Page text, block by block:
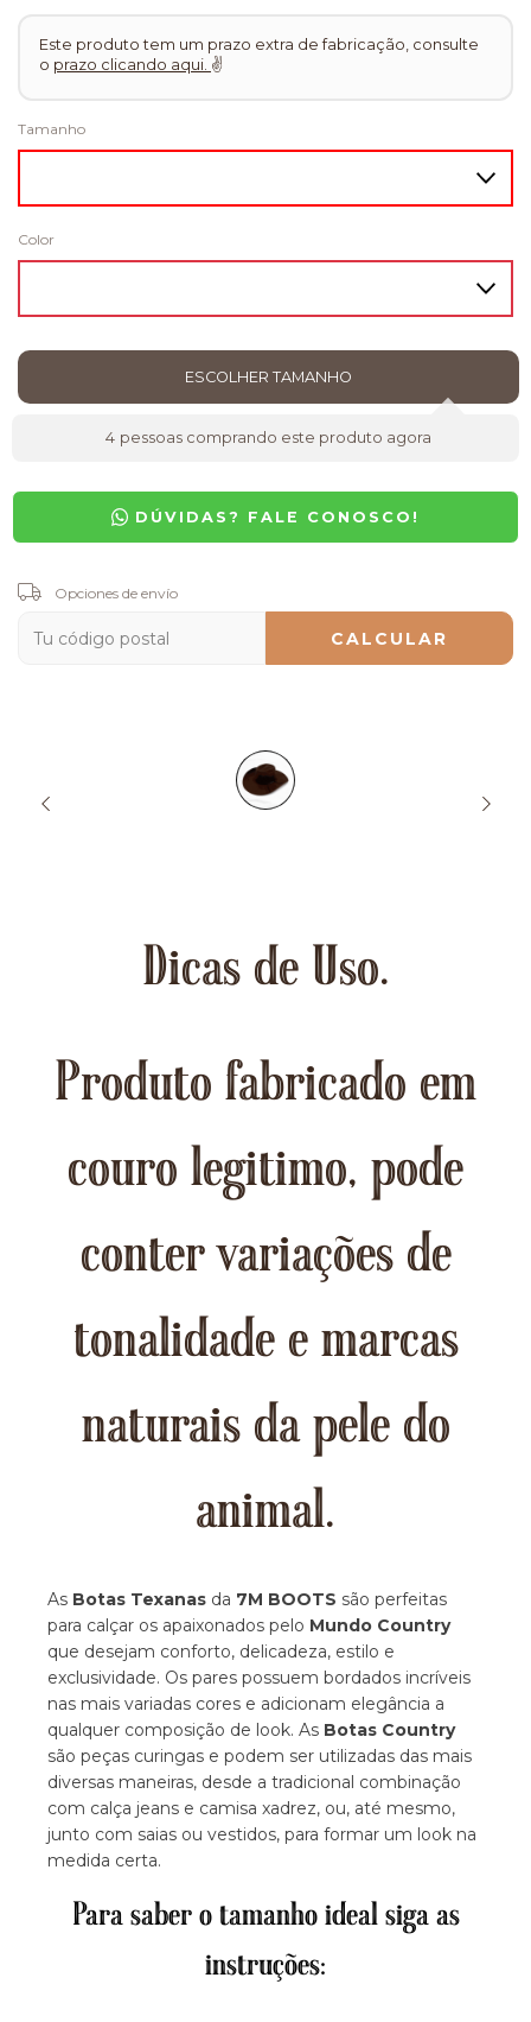
Este produto tem um prazo extra de fabricação, consulte
o prazo clicando aqui. ✌
Tamanho
Color
4 pessoas comprando este produto agora
DÚVIDAS? FALE CONOSCO!
Entregas para el CP:
Opciones de envío
CALCULAR
Dicas de Uso.
Produto fabricado em
couro legitimo, pode
conter variações de
tonalidade e marcas
naturais da pele do
animal.
As Botas Texanas da 7M BOOTS são perfeitas
para calçar os apaixonados pelo Mundo Country
que desejam conforto, delicadeza, estilo e
exclusividade. Os pares possuem bordados incríveis
nas mais variadas cores e adicionam elegância a
qualquer composição de look. As Botas Country
são peças curingas e podem ser utilizadas das mais
diversas maneiras, desde a tradicional combinação
com calça jeans e camisa xadrez, ou, até mesmo,
junto com saias ou vestidos, para formar um look na
medida certa.
Para saber o tamanho ideal siga as
instruções: